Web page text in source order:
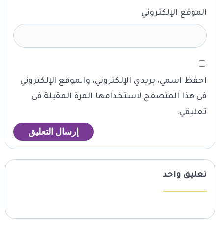
الموقع الإلكتروني
احفظ اسمي، بريدي الإلكتروني، والموقع الإلكتروني
في هذا المتصفح لاستخدامها المرة المقبلة في
تعليقي.
تعليق واحد